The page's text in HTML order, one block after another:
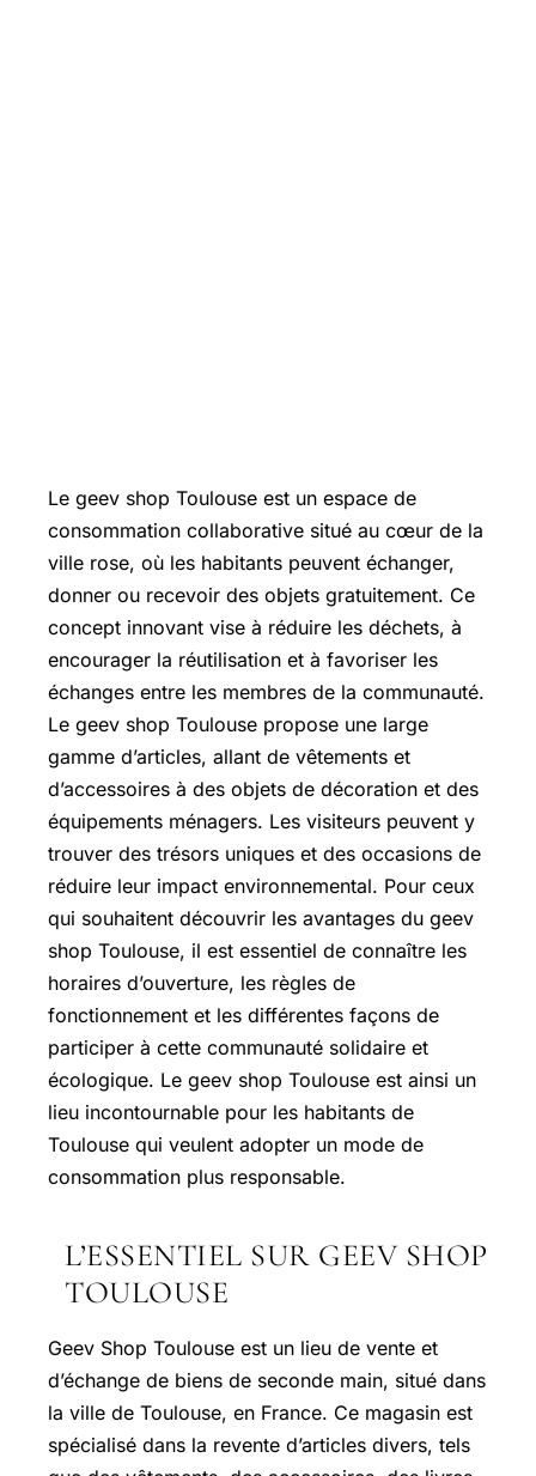
Le geev shop Toulouse est un espace de
consommation collaborative situé au cœur de la
ville rose, où les habitants peuvent échanger,
donner ou recevoir des objets gratuitement. Ce
concept innovant vise à réduire les déchets, à
encourager la réutilisation et à favoriser les
échanges entre les membres de la communauté.
Le geev shop Toulouse propose une large
gamme d’articles, allant de vêtements et
d’accessoires à des objets de décoration et des
équipements ménagers. Les visiteurs peuvent y
trouver des trésors uniques et des occasions de
réduire leur impact environnemental. Pour ceux
qui souhaitent découvrir les avantages du geev
shop Toulouse, il est essentiel de connaître les
horaires d’ouverture, les règles de
fonctionnement et les différentes façons de
participer à cette communauté solidaire et
écologique. Le geev shop Toulouse est ainsi un
lieu incontournable pour les habitants de
Toulouse qui veulent adopter un mode de
consommation plus responsable.
L’ESSENTIEL SUR GEEV SHOP
TOULOUSE
Geev Shop Toulouse est un lieu de vente et
d’échange de biens de seconde main, situé dans
la ville de Toulouse, en France. Ce magasin est
spécialisé dans la revente d’articles divers, tels